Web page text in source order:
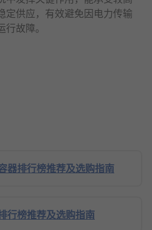
定供应，有效避免因电力传输
故障。
器排行榜推荐及选购指南
行榜推荐及选购指南